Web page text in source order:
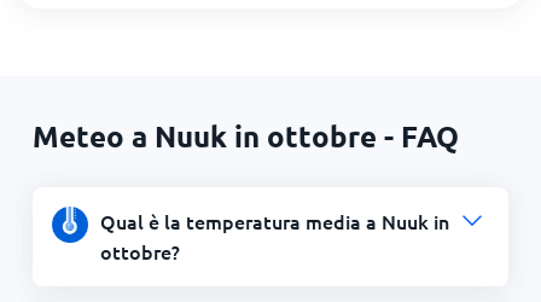
Meteo a Nuuk in ottobre - FAQ
Qual è la temperatura media a Nuuk in
ottobre?